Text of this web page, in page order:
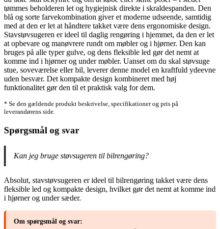
tømmes beholderen let og hygiejnisk direkte i skraldespanden. Den
blå og sorte farvekombination giver et moderne udseende, samtidig
med at den er let at håndtere takket være dens ergonomiske design.
Stavstøvsugeren er ideel til daglig rengøring i hjemmet, da den er let
at opbevare og manøvrere rundt om møbler og i hjørner. Den kan
bruges på alle typer gulve, og dens fleksible led gør det nemt at
komme ind i hjørner og under møbler. Uanset om du skal støvsuge
stue, soveværelse eller bil, leverer denne model en kraftfuld ydeevne
uden besvær. Det kompakte design kombineret med høj
funktionalitet gør den til et praktisk valg for dem.
* Se den gældende produkt beskrivelse, specifikationer og pris på
leverandørens side.
Spørgsmål og svar
Kan jeg bruge støvsugeren til bilrengøring?
Absolut, stavstøvsugeren er ideel til bilrengøring takket være dens
fleksible led og kompakte design, hvilket gør det nemt at komme ind
i hjørner og under sæder.
Om spørgsmål og svar: